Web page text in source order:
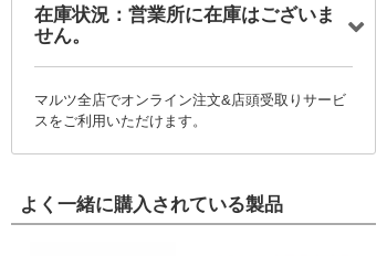
在庫状況：営業所に在庫はございま
せん。
マルツ全店でオンライン注文&店頭受取りサービ
スをご利用いただけます。
よく一緒に購入されている製品